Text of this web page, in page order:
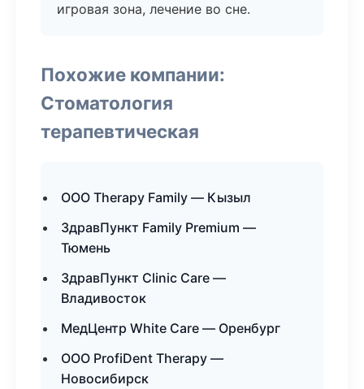
игровая зона, лечение во сне.
Похожие компании:
Стоматология
терапевтическая
ООО Therapy Family — Кызыл
ЗдравПункт Family Premium —
Тюмень
ЗдравПункт Clinic Care —
Владивосток
МедЦентр White Care — Оренбург
ООО ProfiDent Therapy —
Новосибирск